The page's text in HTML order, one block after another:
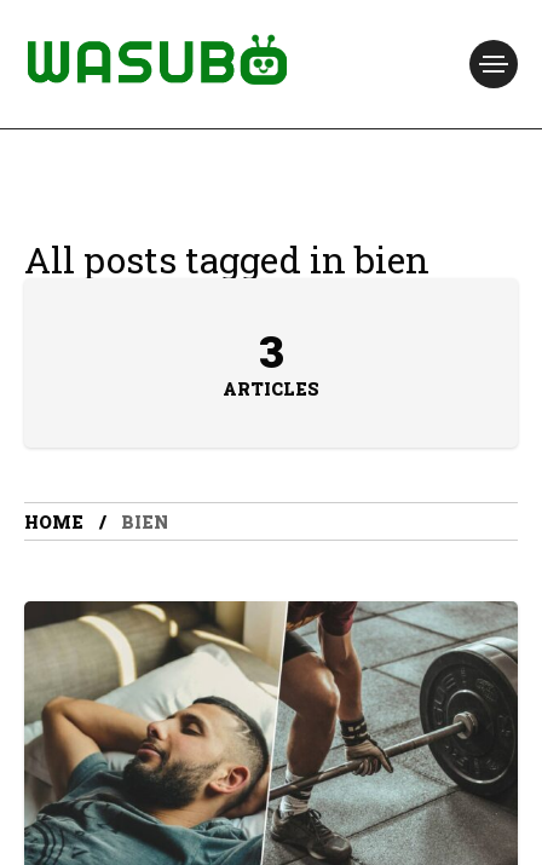
All posts tagged in bien
3
ARTICLES
HOME BIEN